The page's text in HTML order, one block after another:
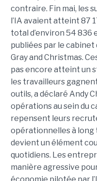
contraire. Fin mai, les
l’IA avaient atteint 87
total d’environ 54 836
publiées par le
Gray and Christmas.
pas encore atteint un
les travailleurs
outils, a déclaré Andy
opérations au sein du
repensent leurs
opérationnelles à long
devient un élément
quotidiens. Les
manière agressive